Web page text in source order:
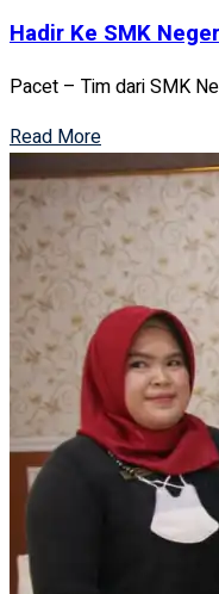
Hadir Ke SMK
Pacet – Tim dari SMK
Read More